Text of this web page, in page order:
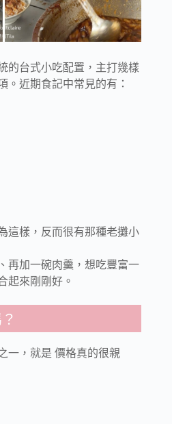
的台式小吃配置，主打幾樣
。近期食記中常見的有：
這樣，反而很有那種老攤小
再加一碗肉羹，想吃豐富一
起來剛剛好。
一，就是 價格真的很親